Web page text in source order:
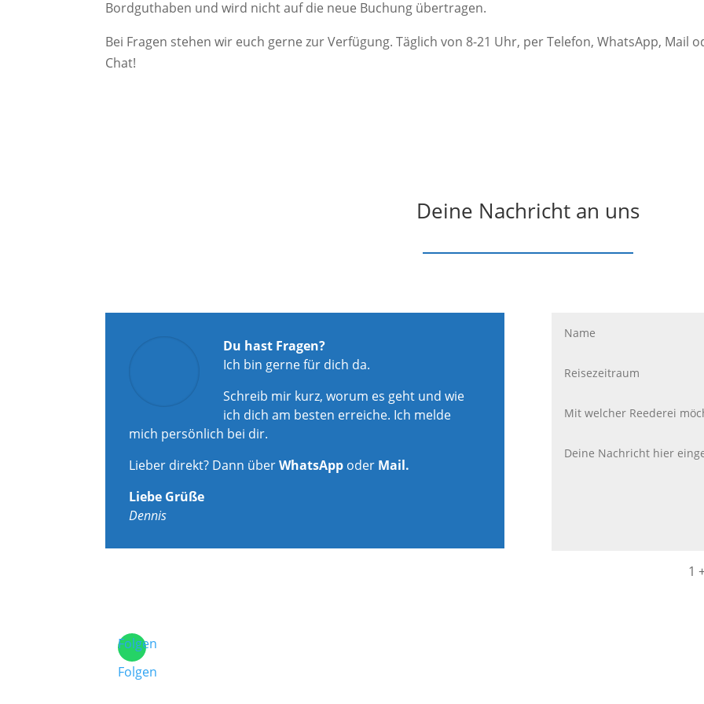
Bordguthaben und wird nicht auf die neue Buchung übertragen.
Bei Fragen stehen wir euch gerne zur Verfügung. Täglich von 8-21 Uhr, per Telefon, WhatsApp, Mail
Chat!
Deine Nachricht an uns
Du hast Fragen?
Ich bin gerne für dich da.
Schreib mir kurz, worum es geht und wie
ich dich am besten erreiche. Ich melde
mich persönlich bei dir.
Lieber direkt? Dann überWhatsApp oder Mail.
Liebe Grüße
Dennis
1
Folgen
Folgen